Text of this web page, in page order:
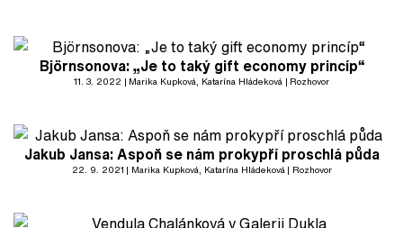
Björnsonova: „Je to taký gift economy princíp“
11. 3. 2022 Marika Kupková, Katarína Hládeková Rozhovor
Jakub Jansa: Aspoň se nám prokypří proschlá půda
22. 9. 2021 Marika Kupková, Katarína Hládeková Rozhovor